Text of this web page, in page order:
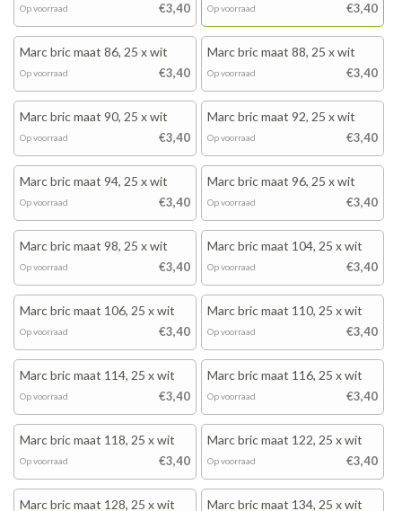
€3,40
Op voorraad €3,40
Op voorraad
Marc bric maat 86, 25 x wit
€3,40
Op voorraad
Marc bric maat 88, 25 x wit
€3,40
Op voorraad
Marc bric maat 90, 25 x wit
€3,40
Op voorraad
Marc bric maat 92, 25 x wit
€3,40
Op voorraad
Marc bric maat 94, 25 x wit
€3,40
Op voorraad
Marc bric maat 96, 25 x wit
€3,40
Op voorraad
Marc bric maat 98, 25 x wit
€3,40
Op voorraad
Marc bric maat 104, 25 x wit
€3,40
Op voorraad
Marc bric maat 106, 25 x wit
€3,40
Op voorraad
Marc bric maat 110, 25 x wit
€3,40
Op voorraad
Marc bric maat 114, 25 x wit
€3,40
Op voorraad
Marc bric maat 116, 25 x wit
€3,40
Op voorraad
Marc bric maat 118, 25 x wit
€3,40
Op voorraad
Marc bric maat 122, 25 x wit
€3,40
Op voorraad
Marc bric maat 128, 25 x wit Marc bric maat 134, 25 x wit